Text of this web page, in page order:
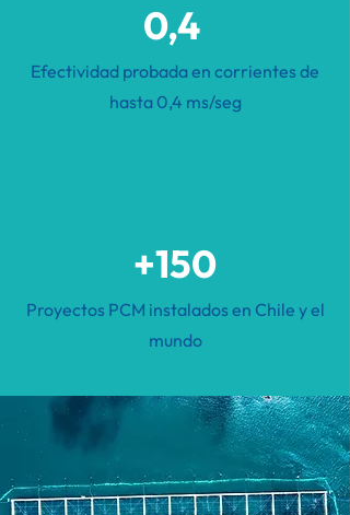
0,4
Efectividad probada en corrientes de
hasta 0,4 ms/seg
+150
Proyectos PCM instalados en Chile y el
mundo